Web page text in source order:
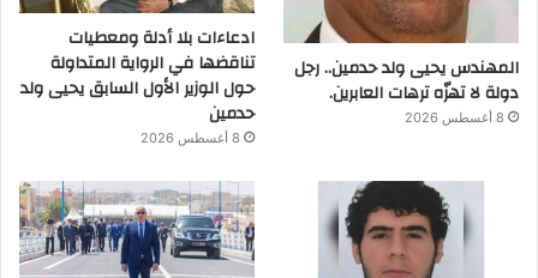
المهندس يحيى ولد حدمين.. رجل
دولة لا تهزّه ترهات العابرين.
8 أغسطس 2026
ادعاءات بلا أدلة ومعطيات
تناقضها في الرواية المتداولة
حول الوزير الأول السابق يحيى ولد
حدمين
8 أغسطس 2026